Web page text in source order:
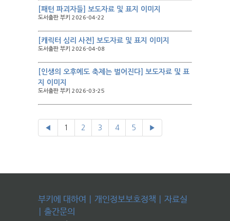
[패턴 파괴자들] 보도자료 및 표지 이미지
도서출판 부키 2026-04-22
[캐릭터 심리 사전] 보도자료 및 표지 이미지
도서출판 부키 2026-04-08
[인생의 오후에도 축제는 벌어진다] 보도자료 및 표
지 이미지
도서출판 부키 2026-03-25
◀ 1 2 3 4 5 ▶
부키에 대하여 개인정보보호정책
자료실
출간문의